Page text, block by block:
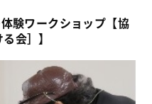
験ワークショップ【協
会］】